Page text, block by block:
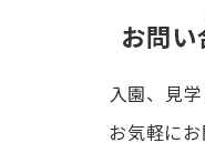
お問
入園、見
お気軽にお